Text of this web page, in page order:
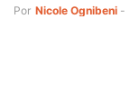
Por Nicole Ognibeni -